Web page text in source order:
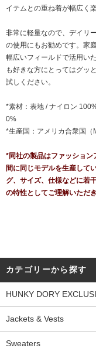
イテムとの重ね着が幅広く
非常に軽量なので、デイリ
の使用にもお勧めです。家
幅広いフィールドで活用い
も好きな方にとってはグッ
試しください。
*素材：表地 / ナイロン
0%
*生産国：アメリカ合衆国（
*同社の製品はファッション
間に同じモデルを生産して
グ、サイズ、仕様などに若
の特性としてご理解いただ
カテゴリーから探す
HUNKY DORY
Jackets & Vests
Sweaters